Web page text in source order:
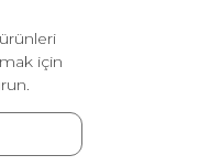
için